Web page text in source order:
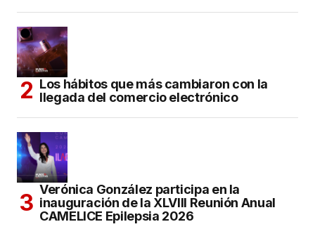
Los hábitos que más cambiaron con la
llegada del comercio electrónico
Verónica González participa en la
inauguración de la XLVIII Reunión Anual
CAMELICE Epilepsia 2026